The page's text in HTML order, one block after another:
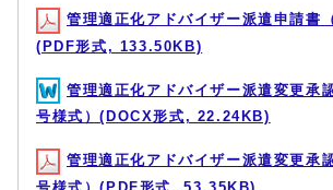
管理適正化アドバイザー派遣申請書
(PDF形式, 133.50KB)
管理適正化アドバイザー派遣変更承
号様式）(DOCX形式, 22.24KB)
管理適正化アドバイザー派遣変更承